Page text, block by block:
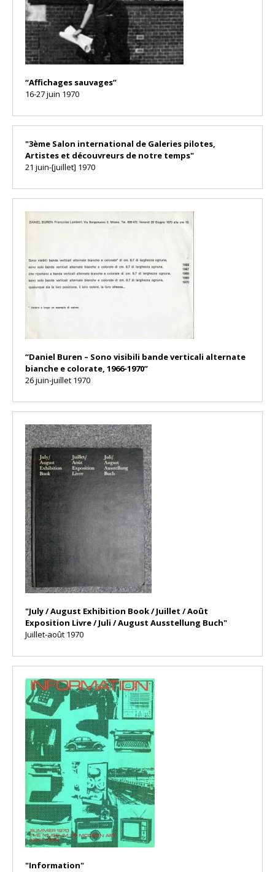
“Affichages sauvages”
16-27 juin 1970
"3ème Salon international de Galeries pilotes,
Artistes et découvreurs de notre temps"
21 juin-[juillet] 1970
“Daniel Buren – Sono visibili bande verticali alternate
bianche e colorate, 1966-1970”
26 juin-juillet 1970
"July / August Exhibition Book / Juillet / Août
Exposition Livre / Juli / August Ausstellung Buch"
Juillet-août 1970
"Information"